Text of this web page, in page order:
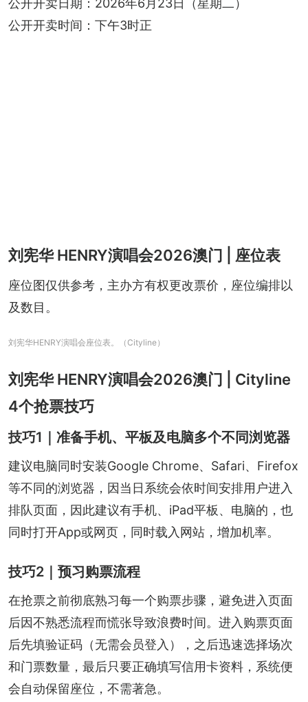
公开开卖时间：下午3时正
刘宪华 HENRY演唱会2026澳门 | 座位表
座位图仅供参考，主办方有权更改票价，座位编排以
及数目。
刘宪华HENRY演唱会座位表。（Cityline）
刘宪华 HENRY演唱会2026澳门 | Cityline
4个抢票技巧
技巧1｜准备手机、平板及电脑多个不同浏览器
建议电脑同时安装Google Chrome、Safari、Firefox
等不同的浏览器，因当日系统会依时间安排用户进入
排队页面，因此建议有手机、iPad平板、电脑的，也
同时打开App或网页，同时载入网站，增加机率。
技巧2｜预习购票流程
在抢票之前彻底熟习每一个购票步骤，避免进入页面
后因不熟悉流程而慌张导致浪费时间。进入购票页面
后先填验证码（无需会员登入），之后迅速选择场次
和门票数量，最后只要正确填写信用卡资料，系统便
会自动保留座位，不需著急。